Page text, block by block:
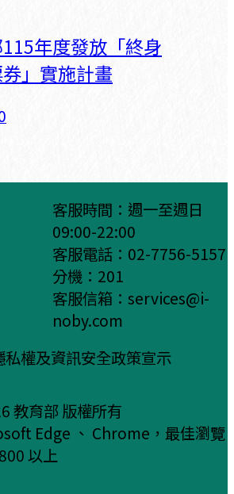
年度發放「終身
」實施計畫
客服時間：週一至週日
09:00-22:00
客服電話：02-7756-5157
分機：201
客服信箱： services@i-
noby.com
私權及資訊安全政策宣示
教育部 版權所有
Edge 、 Chrome，最佳瀏覽
以上